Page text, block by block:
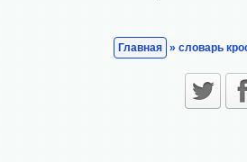
Главная » словарь